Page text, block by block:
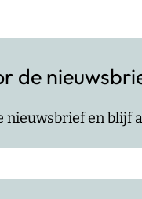
de
nieuwsbrief en blijf